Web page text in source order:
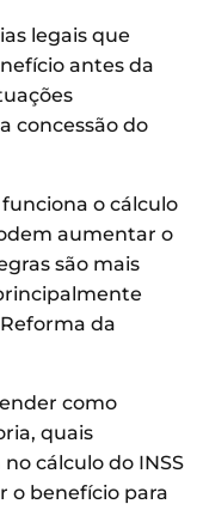
legais que
antes da
concessão do
o cálculo
aumentar o
são mais
da
como
quais
cálculo do INSS
o benefício para